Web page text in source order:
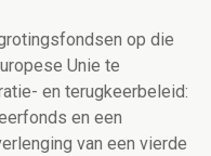
op die
Unie te
en terugkeerbeleid:
en een
van een vierde